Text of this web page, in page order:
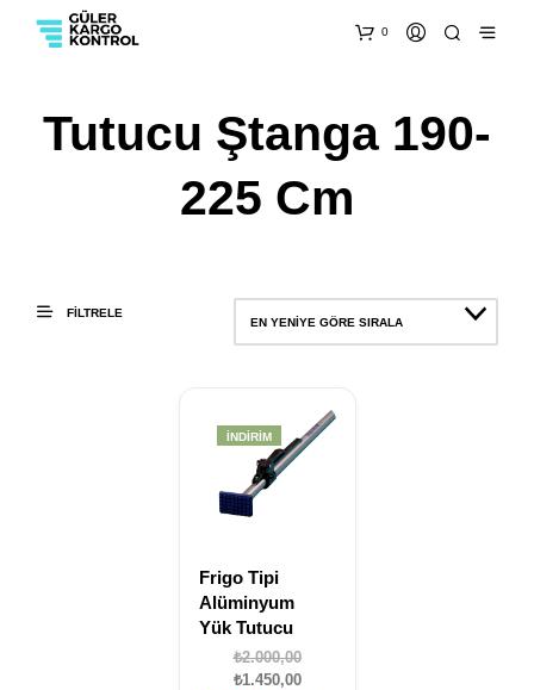
0
Tutucu Ştanga 190-
225 Cm
FILTRELE
EN YENIYE GÖRE SIRALA
İNDIRIM
Frigo Tipi
Alüminyum
Yük Tutucu
₺2.000,00Orijinal
fiyat:
₺1.450,00Şu